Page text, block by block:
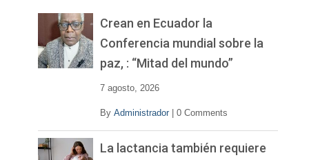
Crean en Ecuador la
Conferencia mundial sobre la
paz, : “Mitad del mundo”
7 agosto, 2026
By Administrador 0 Comments
La lactancia también requiere